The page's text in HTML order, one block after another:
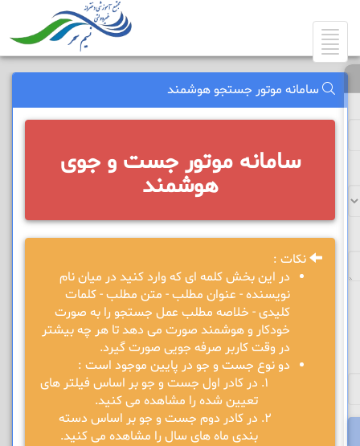
Toggle
navigation
سامانه موتور جستجو هوشمند
سامانه موتور جست و جوی
هوشمند
نکات :
در این بخش کلمه ای که وارد کنید در میان نام
نویسنده - عنوان مطلب - متن مطلب - کلمات
کلیدی - خلاصه مطلب عمل جستجو را به صورت
خودکار و هوشمند صورت می دهد تا هر چه بیشتر
در وقت کاربر صرفه جویی صورت گیرد.
دو نوع جست و جو در پایین موجود است :
در کادر اول جست و جو بر اساس فیلتر های
تعیین شده را مشاهده می کنید.
در کادر دوم جست و جو بر اساس دسته
بندی ماه های سال را مشاهده می کنید.